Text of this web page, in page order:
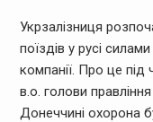
Укрзалізниця
поїздів у русі
компанії. Про це під
в.о. голови
Донеччині охорона